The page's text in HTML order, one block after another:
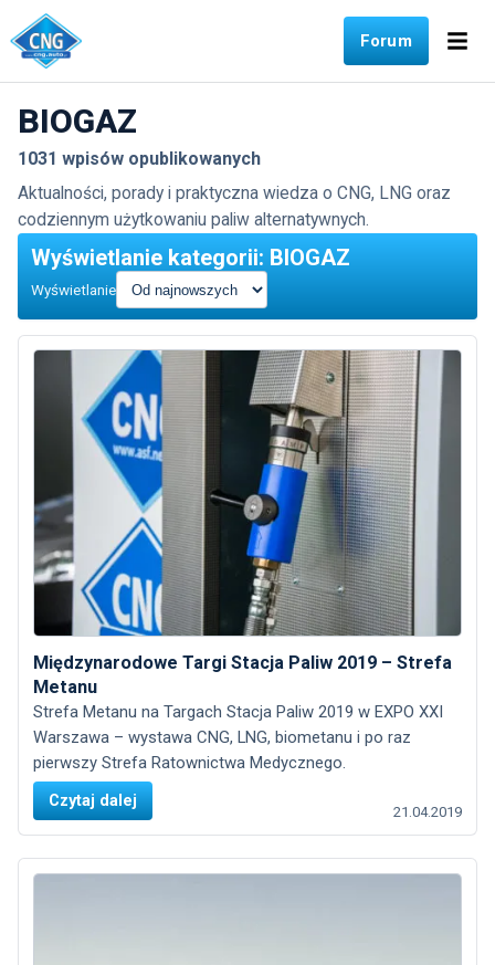
Forum
BIOGAZ
1031 wpisów opublikowanych
Aktualności, porady i praktyczna wiedza o CNG, LNG oraz
codziennym użytkowaniu paliw alternatywnych.
Wyświetlanie kategorii: BIOGAZ
Wyświetlanie
Międzynarodowe Targi Stacja Paliw 2019 – Strefa
Metanu
Strefa Metanu na Targach Stacja Paliw 2019 w EXPO XXI
Warszawa – wystawa CNG, LNG, biometanu i po raz
pierwszy Strefa Ratownictwa Medycznego.
Czytaj dalej
21.04.2019